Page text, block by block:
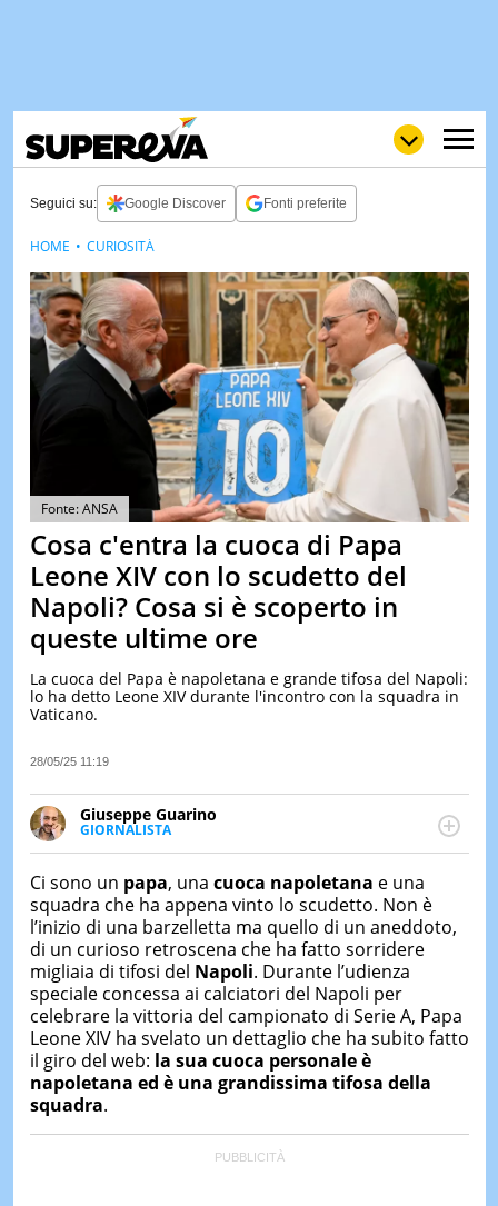
LOLGULP
LOVE
WOW
POP
NEWS
STORIE
VIDEO
& TV
QUIZ
&
TEST
DI
OGGI
IERI
Seguici su: Google Discover Fonti preferite
Fonte: ANSA
Cosa c'entra la cuoca di Papa
Leone XIV con lo scudetto del
Napoli? Cosa si è scoperto in
queste ultime ore
La cuoca del Papa è napoletana e grande tifosa del Napoli:
lo ha detto Leone XIV durante l'incontro con la squadra in
Vaticano.
28/05/25 11:19
Giuseppe Guarino
GIORNALISTA
Ph(D) in Diritto Comparato e processi di
particolare sulla Storia contemporanea di America
Latina e Spagna. Collabora con numerose testate ed
è presidente dell'Associazione Culturale "La
Biblioteca del Sannio".
HOME CURIOSITÀ
Ci sono un papa, una cuoca napoletana e una
squadra che ha appena vinto lo scudetto. Non è
l’inizio di una barzelletta ma quello di un aneddoto,
di un curioso retroscena che ha fatto sorridere
migliaia di tifosi del Napoli. Durante l’udienza
speciale concessa ai calciatori del Napoli per
celebrare la vittoria del campionato di Serie A, Papa
Leone XIV ha svelato un dettaglio che ha subito fatto
il giro del web: la sua cuoca personale è
napoletana ed è una grandissima tifosa della
squadra.